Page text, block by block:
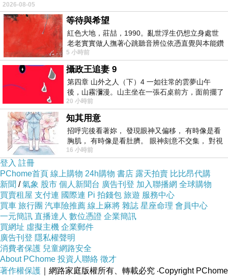
面舉弓，凜內心隱隱騷動的焦躁與疑慮逐漸升
高……（〈打ち起こし〉
社的推波助瀾、被捧為「天才弓道美少女名偵
探」的凜帶著煩悶的心情出席學生社團弓道交流
賽，遇見友校的「弓道公主」波多野郁美，被她
完美的射形給震懾。就在輪到凜行射時，手上的
弓弦卻突然斷裂，事後檢查發現弦的斷面平整、
似乎遭人破壞……（〈射詰〉
波多野競射後，波多野邀請她一同接受電視台採
訪，面對一舉一動都完美無瑕、每射必中的波多
野，凜不得不再三自問：行射的意義是什麼？自
己在弓道上的追求又是什麼？凜的弓之道與波多
野的弓之道，何者才是正道？（〈射即人生〉
長期拍攝凜練習的新聞社學長中田突然在社團時
間結束後匆匆離去，有人看見他總是帶著攝影機
在校外坐上一輛轎車，疑似是波多野的座車。中
田在想些什麼？波多野又有什麼目的？（
音〉）
2026-08-05
等待與希望
紅色大地，莊喆，1990。亂世浮生仍想立身處世
老老實實做人撫著心跳聽音辨位依憑直覺與本能鑽
向裂隙的亮處探索另一個心聲另一個共鳴的
5 小時前
攝政王追妻 9
第四章 山外之人（下）4 一如往常的雲夢山午
後，山霧瀰漫。山主坐在一張石桌前方，面前擺了
一盤未下完的棋盤，還有一壺茶與兩只冒
20 小時前
知其用意
招呼完後看著妳， 發現眼神又偏移， 有時像是看
胸肌， 有時像是看肚臍。 眼神刻意不交集， 對視
視線不對齊， 讓我很難不
16 小時前
登入 註冊
PChome首頁 線上購物 24h購物 書店 露天拍賣 比比昂代購
新聞 /氣象 股市 個人新聞台 廣告刊登 加入聯播網 全球購物
買賣租屋 支付連 國際連 Pi 拍錢包 旅遊 服務中心
買車 旅行團 汽車險推薦 線上麻將 雜誌 星座命理 會員中心
一元簡訊 直播達人 數位憑證 企業簡訊
買網址 虛擬主機 企業郵件
廣告刊登 隱私權聲明
消費者保護 兒童網路安全
About PChome 投資人聯絡 徵才
著作權保護 ｜網路家庭版權所有、轉載必究 ‧Copyright PChome